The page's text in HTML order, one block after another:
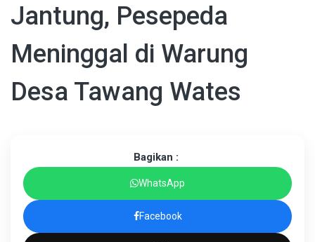
Jantung, Pesepeda
Meninggal di Warung
Desa Tawang Wates
Bagikan :
WhatsApp
Facebook